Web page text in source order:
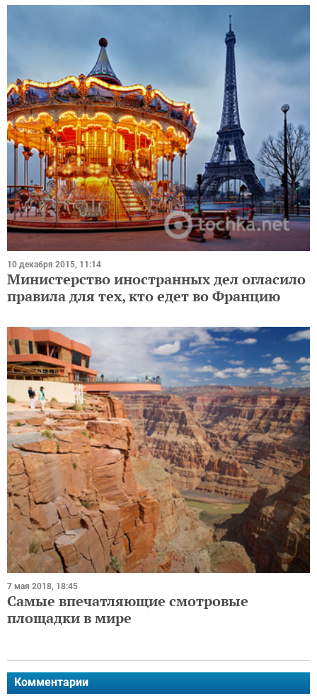
10 декабря 2015, 11:14
Министерство иностранных дел огласило
правила для тех, кто едет во Францию
7 мая 2018, 18:45
Самые впечатляющие смотровые
площадки в мире
Комментарии